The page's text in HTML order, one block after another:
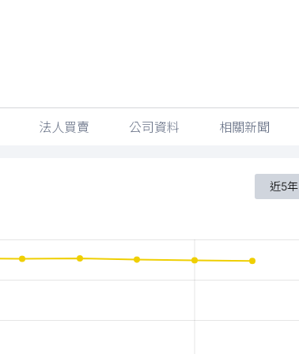
法人買賣 公司資料 相關新聞
近5年